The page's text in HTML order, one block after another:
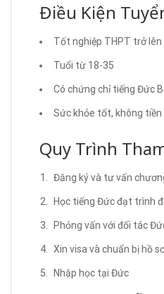
Điều Kiện
Tốt nghiệp THPT trở lên
Tuổi từ 18-35
Có chứng chỉ tiếng Đức
Sức khỏe tốt, không tiền
Quy Trình
Đăng ký và tư vấn
Học tiếng Đức đạt trình
Phỏng vấn với đối tác
Xin visa và chuẩn bị hồ
Nhập học tại Đức